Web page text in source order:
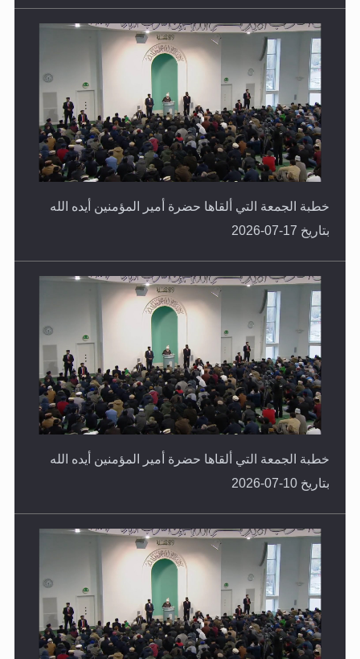
خطبة الجمعة التي ألقاها حضرة أمير المؤمنين أيده الله
خطبة الجمعة التي ألقاها حضرة أمير المؤمنين أيده الله